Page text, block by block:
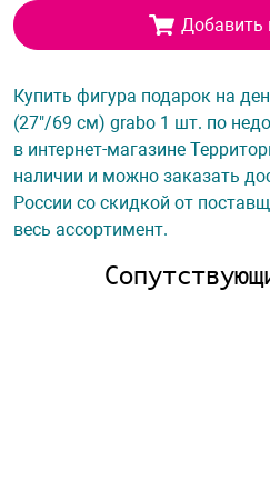
Добавить
Купить фигура подарок на
(27"/69 см) grabo 1 шт. по
в интернет-магазине
наличии и можно заказать
России со скидкой от
весь ассортимент.